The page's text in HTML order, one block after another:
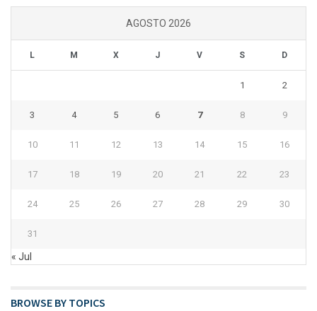
AGOSTO 2026
L M X J V S D
1 2
3 4 5 6 7 8 9
10 11 12 13 14 15 16
17 18 19 20 21 22 23
24 25 26 27 28 29 30
31
« Jul
BROWSE BY TOPICS